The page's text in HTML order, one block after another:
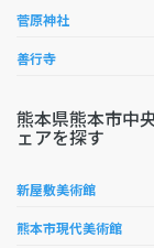
菅原神社
善行寺
熊本県熊本市中
ェアを探す
新屋敷美術館
熊本市現代美術館